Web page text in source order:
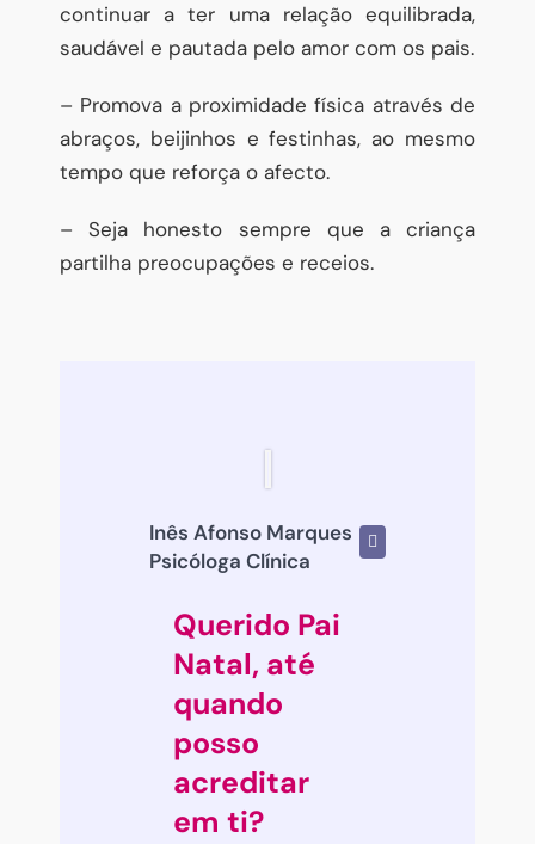
continuar a ter uma relação equilibrada,
saudável e pautada pelo amor com os pais.
– Promova a proximidade física através de
abraços, beijinhos e festinhas, ao mesmo
tempo que reforça o afecto.
– Seja honesto sempre que a criança
partilha preocupações e receios.
Inês Afonso Marques
Psicóloga Clínica
Querido Pai
Natal, até
quando
posso
acreditar
em ti?